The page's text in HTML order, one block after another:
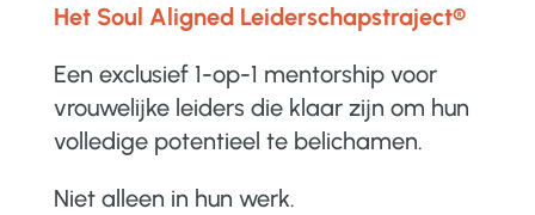
Het Soul Aligned Leiderschapstraject®
Een exclusief 1-op-1 mentorship voor
vrouwelijke leiders die klaar zijn om hun
volledige potentieel te belichamen.
Niet alleen in hun werk.